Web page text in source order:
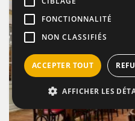
BAR / RESTAURANT
Précédent
FONCTIONNALITÉ
NON CLASSIFIÉS
ACCEPTER TOUT
AFFICHER LES